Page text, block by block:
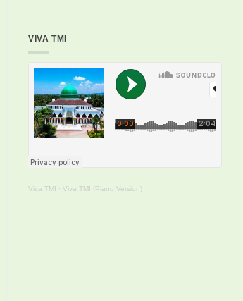
VIVA TMI
Viva TMI · Viva TMI (Piano Version)